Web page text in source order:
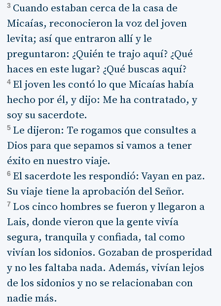
3 Cuando estaban cerca de la casa de
Micaías, reconocieron la voz del joven
levita; así que entraron allí y le
preguntaron: ¿Quién te trajo aquí? ¿Qué
haces en este lugar? ¿Qué buscas aquí?
4 El joven les contó lo que Micaías había
hecho por él, y dijo: Me ha contratado, y
soy su sacerdote.
5 Le dijeron: Te rogamos que consultes a
Dios para que sepamos si vamos a tener
éxito en nuestro viaje.
6 El sacerdote les respondió: Vayan en paz.
Su viaje tiene la aprobación del Señor.
7 Los cinco hombres se fueron y llegaron a
Lais, donde vieron que la gente vivía
segura, tranquila y confiada, tal como
vivían los sidonios. Gozaban de prosperidad
y no les faltaba nada. Además, vivían lejos
de los sidonios y no se relacionaban con
nadie más.